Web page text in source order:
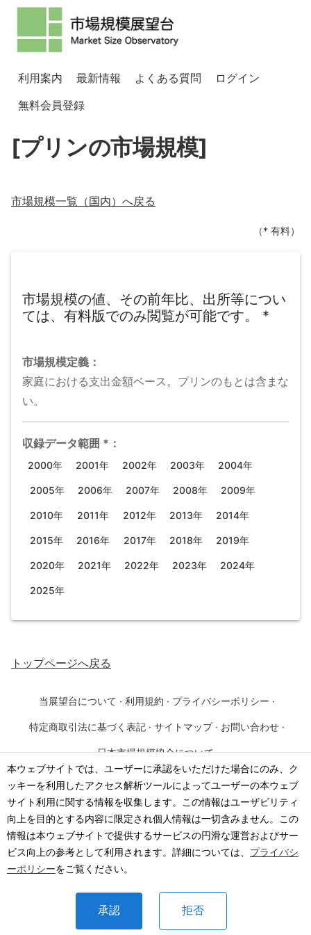
本ウェブサイトでは、ユーザーに承認をいただけた場合にのみ、ク
ッキーを利用したアクセス解析ツールによってユーザーの本ウェブ
サイト利用に関する情報を収集します。この情報はユーザビリティ
向上を目的とする内容に限定され個人情報は一切含みません。この
情報は本ウェブサイトで提供するサービスの円滑な運営およびサー
ビス向上の参考として利用されます。詳細については、 プライバシ
ーポリシーをご覧ください。
承認 拒否
利用案内 最新情報 よくある質問
ログイン
無料会員登録
[プリンの市場規模]
市場規模一覧（国内）へ戻る
（* 有料）
市場規模の値、その前年比、出所等につい
ては、有料版でのみ閲覧が可能です。
*
市場規模定義：
家庭における支出金額ベース。プリンのもとは含まな
い。
収録データ範囲 * ：
2000年 2001年 2002年 2003年 2004年
2005年 2006年 2007年 2008年 2009年
2010年 2011年 2012年 2013年 2014年
2015年 2016年 2017年 2018年 2019年
2020年 2021年 2022年 2023年 2024年
2025年
トップページへ戻る
当展望台について · 利用規約 · プライバシーポリシー ·
特定商取引法に基づく表記 · サイトマップ · お問い合わせ ·
日本市場規模協会について
©2026· 一般社団法人 日本市場規模協会